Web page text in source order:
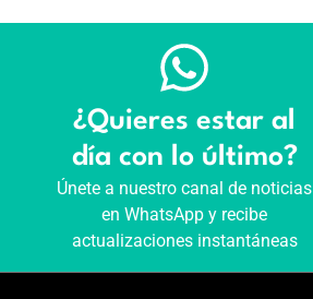
¿Quieres estar al
día con lo último?
Únete a nuestro canal de noticias
en WhatsApp y recibe
actualizaciones instantáneas